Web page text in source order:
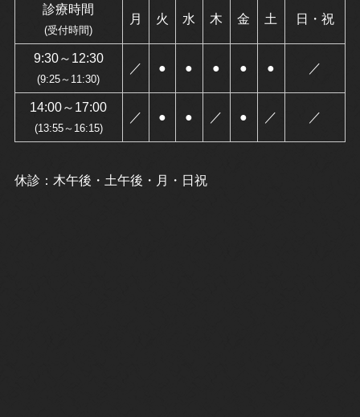
診療時間
(受付時間)
月 火 水 木 金 土 日・祝
9:30～12:30
(9:25～11:30)
／ ● ● ● ● ● ／
14:00～17:00
(13:55～16:15)
／ ● ● ／ ● ／ ／
休診：木午後・土午後・月・日祝